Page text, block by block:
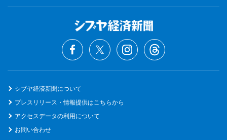
シブヤ経済新聞について
プレスリリース・情報提供はこちらから
アクセスデータの利用について
お問い合わせ